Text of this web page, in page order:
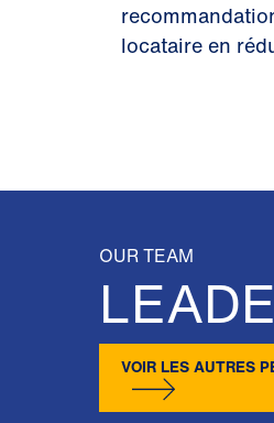
locataire en
OUR TEAM
VOIR LES AUTRES